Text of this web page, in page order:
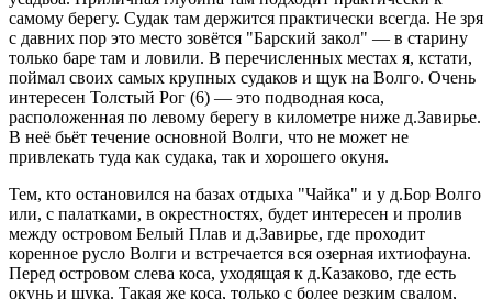
самому берегу. Судак там держится практически всегда. Не зря
с давних пор это место зовётся "Барский закол" — в старину
только баре там и ловили. В перечисленных местах я, кстати,
поймал своих самых крупных судаков и щук на Волго. Очень
интересен Толстый Рог (6) — это подводная коса,
расположенная по левому берегу в километре ниже д.Завирье.
В неё бьёт течение основной Волги, что не может не
привлекать туда как судака, так и хорошего окуня.
Тем, кто остановился на базах отдыха "Чайка" и у д.Бор Волго
или, с палатками, в окрестностях, будет интересен и пролив
между островом Белый Плав и д.Завирье, где проходит
коренное русло Волги и встречается вся озерная ихтиофауна.
Перед островом слева коса, уходящая к д.Казаково, где есть
окунь и щука. Такая же коса, только с более резким свалом,